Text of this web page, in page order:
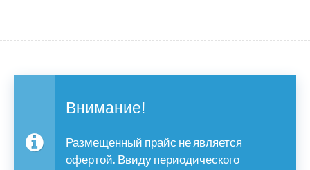
Внимание!
Размещенный прайс не является
офертой. Ввиду периодического